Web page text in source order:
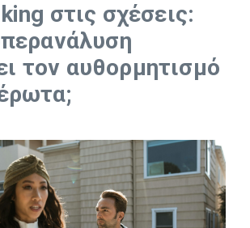
στις σχέσεις:
τον αυθορμητισμό